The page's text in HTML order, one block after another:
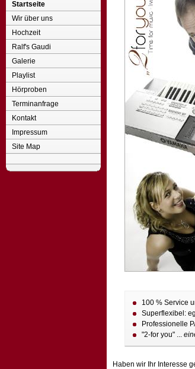
Startseite
Wir über uns
Hochzeit
Ralf's Gaudi
Galerie
Playlist
Hörproben
Terminanfrage
Kontakt
Impressum
Site Map
100 % Service
Superflexibel:
Professionelle
"2-for you" ...
Haben wir Ihr Interesse